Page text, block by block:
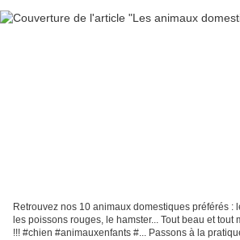
Retrouvez nos 10 animaux domestiques préférés :
les poissons rouges, le hamster... Tout beau et tout
!!! #chien #animauxenfants #... Passons à la